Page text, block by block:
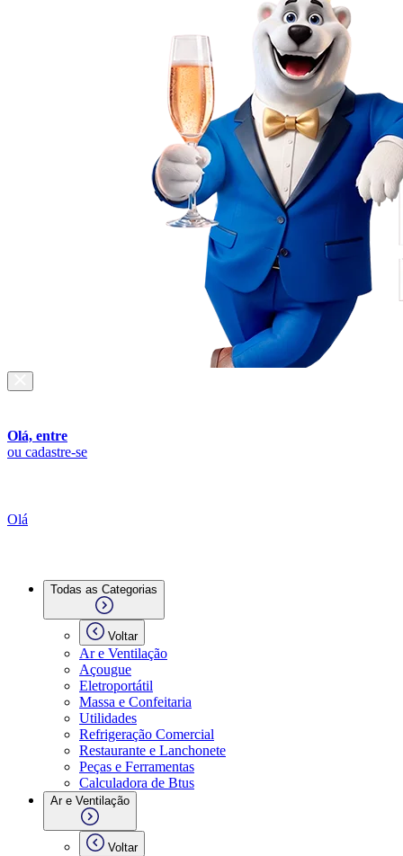
Olá, entre
ou cadastre-se
Olá
Todas as Categorias
Voltar
Ar e Ventilação
Açougue
Eletroportátil
Massa e Confeitaria
Utilidades
Refrigeração Comercial
Restaurante e Lanchonete
Peças e Ferramentas
Calculadora de Btus
Ar e Ventilação
Voltar